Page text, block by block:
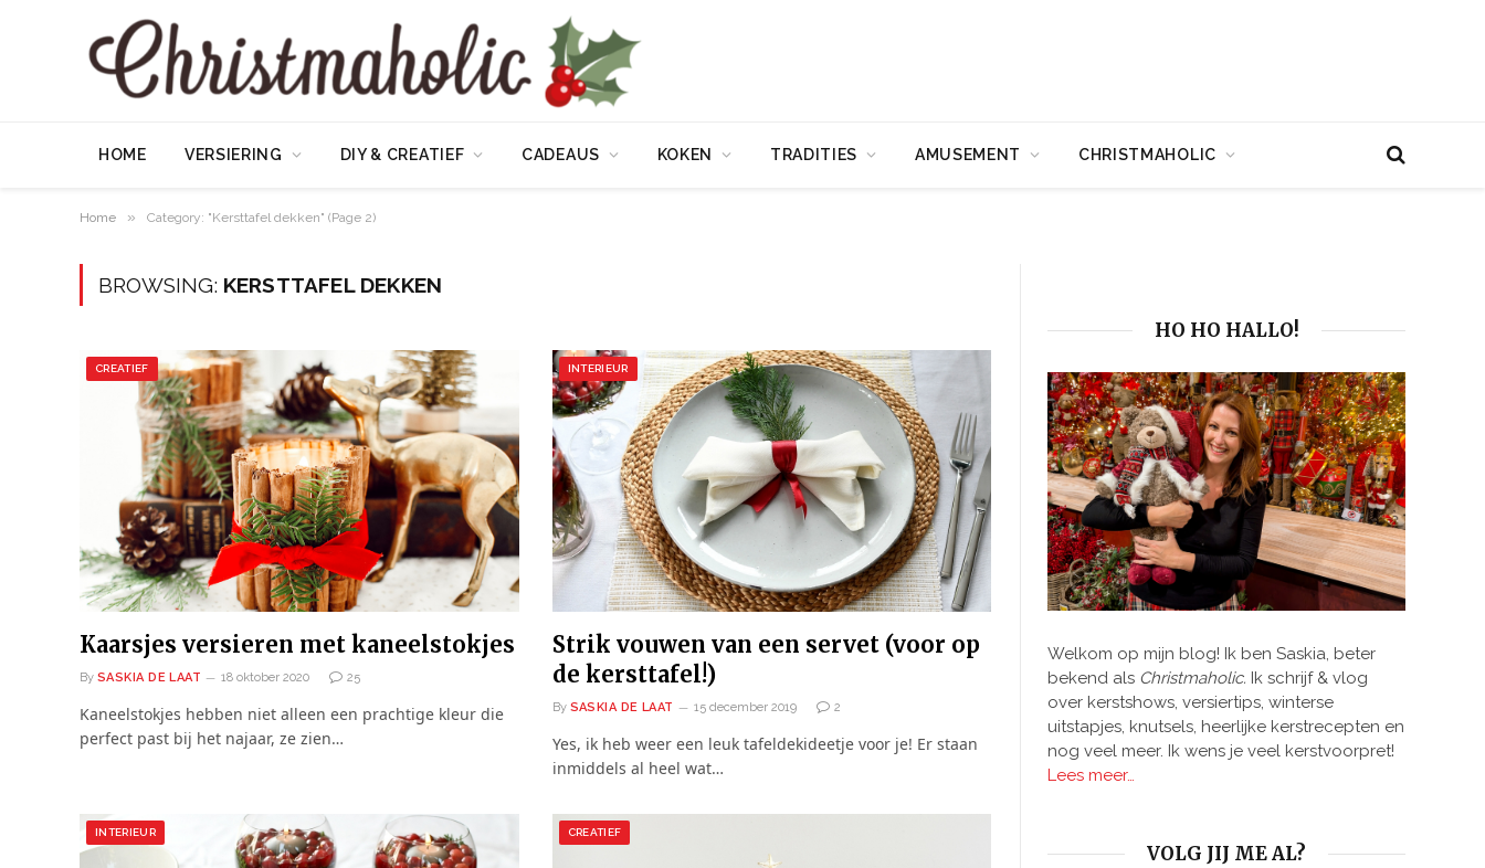
HOME VERSIERING DIY & CREATIEF CADEAUS KOKEN TRADITIES AMUSEMENT CHRISTMAHOLIC
Home » Category: "Kersttafel dekken" (Page 2)
BROWSING: KERSTTAFEL DEKKEN
CREATIEF
Kaarsjes versieren met kaneelstokjes
By SASKIA DE LAAT 18 oktober 2020 25
Kaneelstokjes hebben niet alleen een prachtige kleur die
perfect past bij het najaar, ze zien…
INTERIEUR
Strik vouwen van een servet (voor op
de kersttafel!)
By SASKIA DE LAAT 15 december 2019 2
Yes, ik heb weer een leuk tafeldekideetje voor je! Er staan
inmiddels al heel wat…
INTERIEUR CREATIEF
HO HO HALLO!
Welkom op mijn blog! Ik ben Saskia, beter
bekend als Christmaholic. Ik schrijf & vlog
over kerstshows, versiertips, winterse
uitstapjes, knutsels, heerlijke kerstrecepten en
nog veel meer. Ik wens je veel kerstvoorpret!
Lees meer…
VOLG JIJ ME AL?